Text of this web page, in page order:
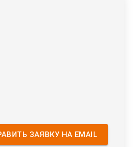
ЗАЯВКУ НА EMAIL